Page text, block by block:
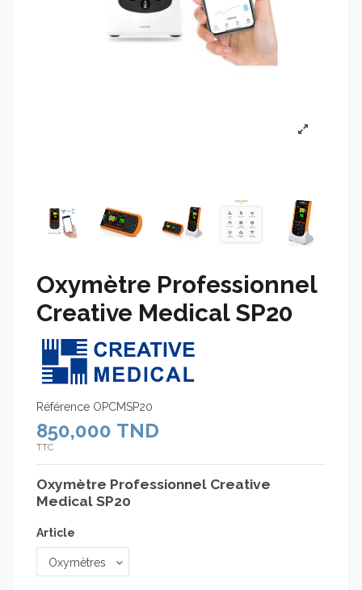
Oxymètre Professionnel
Creative Medical SP20
Référence OPCMSP20
850,000 TND
TTC
Oxymètre Professionnel Creative
Medical SP20
Article